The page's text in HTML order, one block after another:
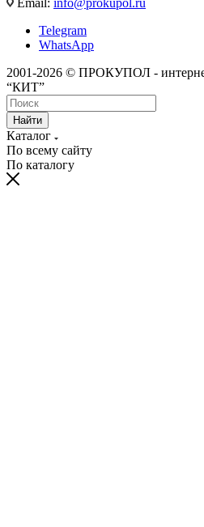
Telegram
WhatsApp
2001-2026 © ПРОКУПОЛ -
“КИТ”
Найти
Каталог
По всему сайту
По каталогу